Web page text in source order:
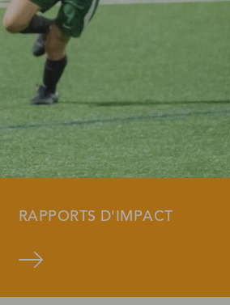
RAPPORTS D'IMPACT
Voyez l'impact de la
Fondation!